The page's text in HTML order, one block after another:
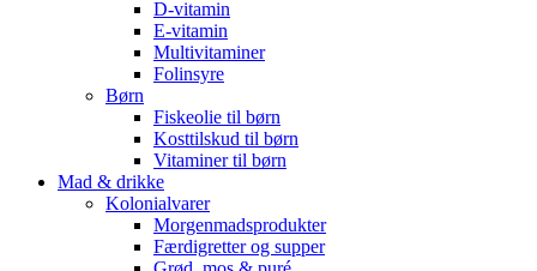
D-vitamin
E-vitamin
Multivitaminer
Folinsyre
Børn
Fiskeolie til børn
Kosttilskud til børn
Vitaminer til børn
Mad & drikke
Kolonialvarer
Morgenmadsprodukter
Færdigretter og supper